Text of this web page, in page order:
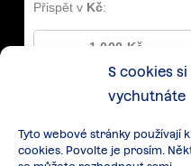
S cookies
vychutnáte
Tyto webové stránky používají
cookies. Povolte je prosím.